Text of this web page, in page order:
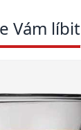
Vám líbit